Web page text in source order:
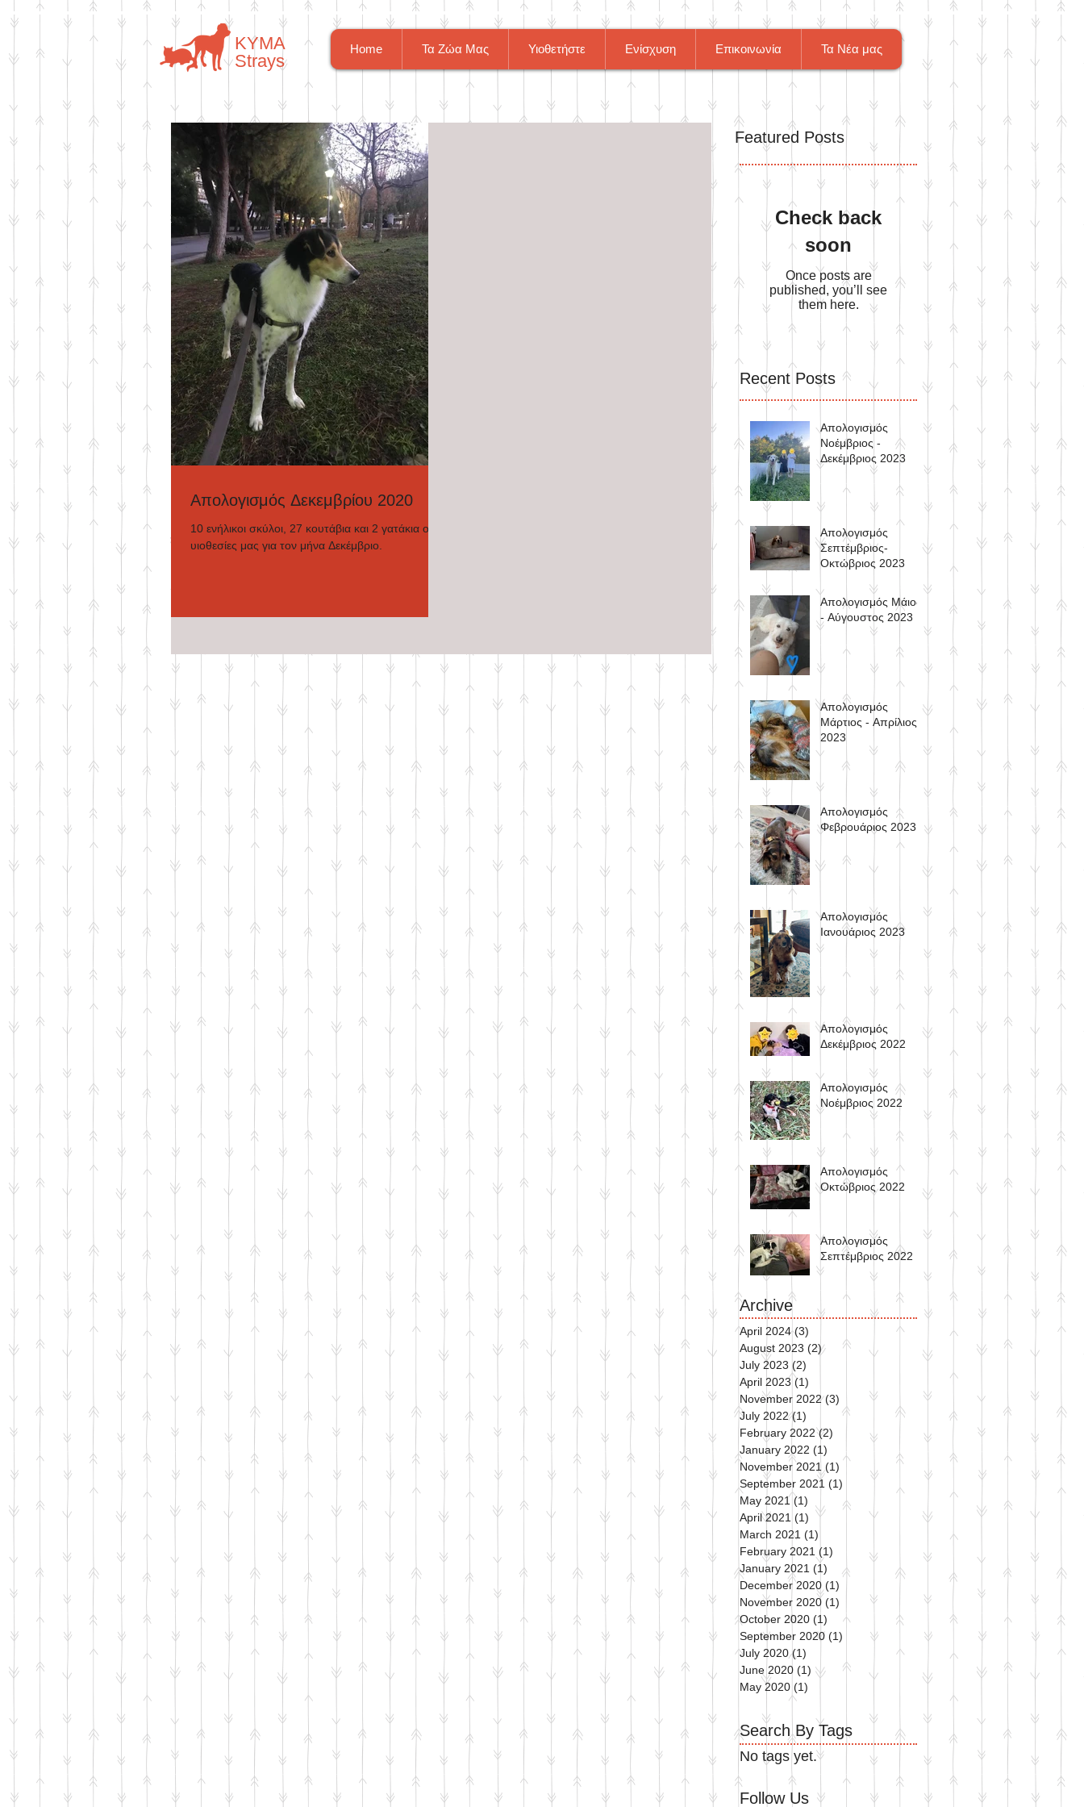
​​ΚΥΜΑ
​Strays
Home Τα Ζώα Μας Υιοθετήστε Ενίσχυση Επικοινωνία Τα Νέα μας
Απολογισμός Δεκεμβρίου 2020
10 ενήλικοι σκύλοι, 27 κουτάβια και 2 γατάκια οι
υιοθεσίες μας για τον μήνα Δεκέμβριο.
Featured Posts
Check back
soon
Once posts are
published, you’ll see
them here.
Recent Posts
Απολογισμός
Νοέμβριος -
Δεκέμβριος 2023
Απολογισμός
Σεπτέμβριος-
Οκτώβριος 2023
Απολογισμός Μάιος
- Αύγουστος 2023
Απολογισμός
Μάρτιος - Απρίλιος
2023
Απολογισμός
Φεβρουάριος 2023
Απολογισμός
Ιανουάριος 2023
Aπολογισμός
Δεκέμβριος 2022
Απολογισμός
Νοέμβριος 2022
Απολογισμός
Oκτώβριος 2022
Απολογισμός
Σεπτέμβριος 2022
Archive
April 2024 (3)
August 2023 (2)2 posts
July 2023 (2)
April 2023 (1)
November 2022 (3) 3 posts
July 2022 (1)
February 2022 (2)
January 2022 (1)
November 2021 (1)
September 2021 (1) 1 post
May 2021 (1)
April 2021 (1) 1 post
March 2021 (1)
February 2021 (1)
January 2021 (1) 1 post
December 2020 (1)
November 2020 (1) 1 post
October 2020 (1) 1 post
September 2020 (1) 1 post
July 2020 (1)
June 2020 (1) 1 post
May 2020 (1)
Search By Tags
No tags yet.
Follow Us